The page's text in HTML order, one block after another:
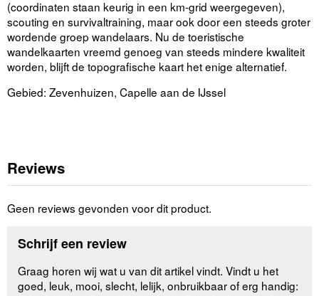
(coordinaten staan keurig in een km-grid weergegeven),
scouting en survivaltraining, maar ook door een steeds groter
wordende groep wandelaars. Nu de toeristische
wandelkaarten vreemd genoeg van steeds mindere kwaliteit
worden, blijft de topografische kaart het enige alternatief.
Gebied: Zevenhuizen, Capelle aan de IJssel
Reviews
Geen reviews gevonden voor dit product.
Schrijf een review
Graag horen wij wat u van dit artikel vindt. Vindt u het
goed, leuk, mooi, slecht, lelijk, onbruikbaar of erg handig: